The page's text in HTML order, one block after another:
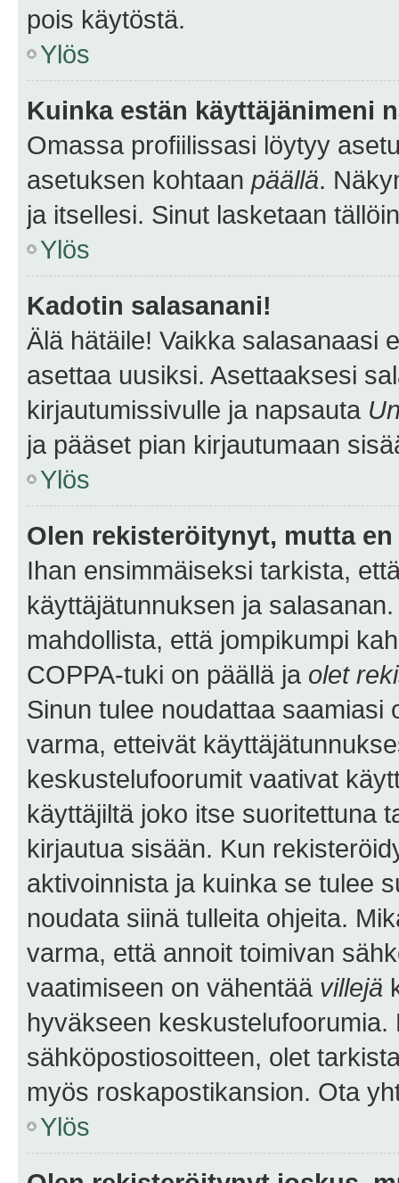
pois käytöstä.
Ylös
Kuinka estän käyttäjänimeni
Omassa profiilissasi löytyy
asetuksen kohtaan päällä.
ja itsellesi. Sinut lasketaan
Ylös
Kadotin salasanani!
Älä hätäile! Vaikka salasanaasi
asettaa uusiksi. Asettaaksesi
kirjautumissivulle ja napsauta
ja pääset pian kirjautumaan
Ylös
Olen rekisteröitynyt, mutta
Ihan ensimmäiseksi tarkista,
käyttäjätunnuksen ja
mahdollista, että jompikumpi
COPPA-tuki on päällä ja olet
Sinun tulee noudattaa saamiasi
varma, etteivät
keskustelufoorumit vaativat
käyttäjiltä joko itse suoritettuna
kirjautua sisään. Kun
aktivoinnista ja kuinka se tulee
noudata siinä tulleita ohjeita.
varma, että annoit toimivan
vaatimiseen on vähentää villejä
hyväkseen
sähköpostiosoitteen, olet
myös roskapostikansion. Ota
Ylös